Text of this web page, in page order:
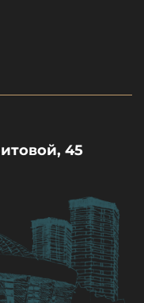
45